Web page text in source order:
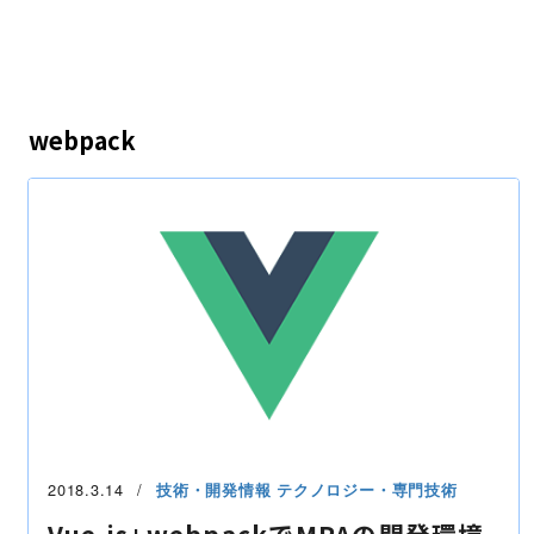
webpack
2018.3.14 技術・開発情報 テクノロジー・専門技術